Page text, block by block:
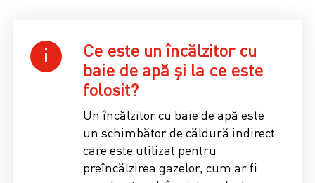
Ce este un încălzitor cu
baie de apă și la ce este
folosit?
Un încălzitor cu baie de apă este
un schimbător de căldură indirect
care este utilizat pentru
preîncălzirea gazelor, cum ar fi